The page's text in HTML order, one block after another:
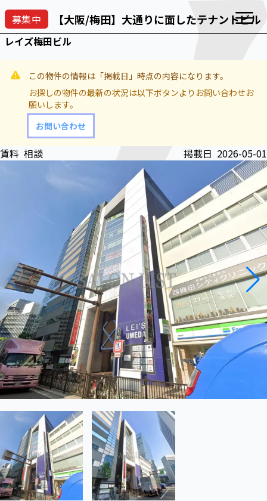
募集中 【大阪/梅田】大通りに面したテナントビル
レイズ梅田ビル
この物件の情報は「掲載日」時点の内容になります。
お探しの物件の最新の状況は以下ボタンよりお問い合わせお
願いします。
お問い合わせ
賃料 相談 掲載日 2026-05-01